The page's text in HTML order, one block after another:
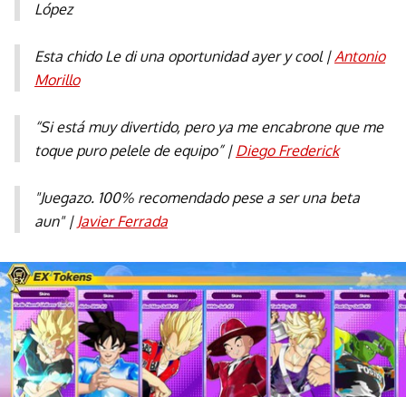
López
Esta chido Le di una oportunidad ayer y cool |Antonio
Morillo
“Si está muy divertido, pero ya me encabrone que me
toque puro pelele de equipo” | Diego Frederick
"Juegazo. 100% recomendado pese a ser una beta
aun" | Javier Ferrada